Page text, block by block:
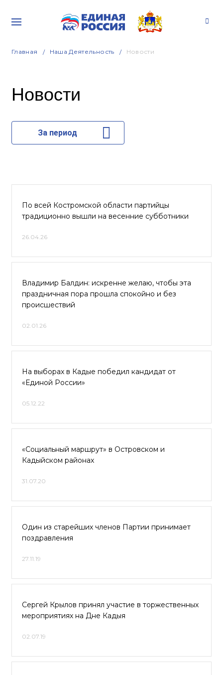
Главная Наша Деятельность Новости
Новости
За период
По всей Костромской области партийцы
традиционно вышли на весенние субботники
26.04.26
Владимир Балдин: искренне желаю, чтобы эта
праздничная пора прошла спокойно и без
происшествий
02.01.26
На выборах в Кадые победил кандидат от
«Единой России»
05.12.22
«Социальный маршрут» в Островском и
Кадыйском районах
31.07.20
Один из старейших членов Партии принимает
поздравления
27.11.19
Сергей Крылов принял участие в торжественных
мероприятиях на Дне Кадыя
02.07.19